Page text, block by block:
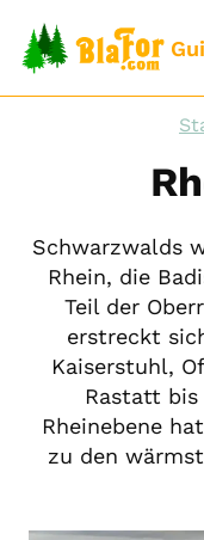
Inhalt
springen
Schwarzwalds
Rhein, die
Teil der
erstreckt
Kaiserstuhl,
Rastatt bis
Rheinebene
zu den